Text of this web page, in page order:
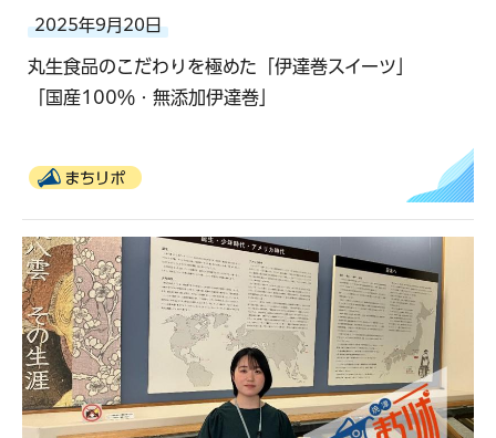
2025年9月20日
丸生食品のこだわりを極めた「伊達巻スイーツ」
「国産100％・無添加伊達巻」
まちリポ